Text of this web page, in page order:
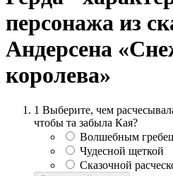
персонажа из
Андерсена
королева»
1 Выберите, чем
чтобы та забыла Кая?
Волшебным
Чудесной щеткой
Сказочной